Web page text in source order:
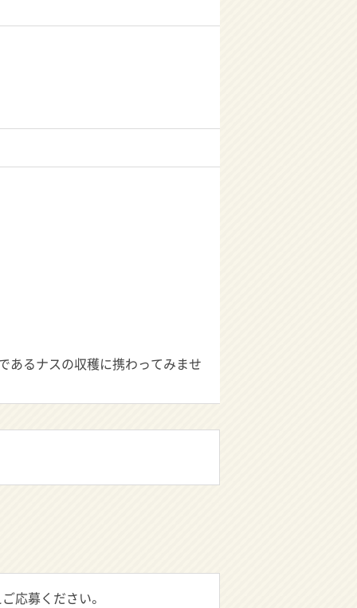
あるナスの収穫に携わってみませ
応募ください。